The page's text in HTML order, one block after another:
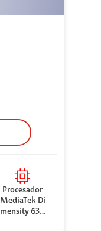
Procesador
MediaTek Di
mensity 630